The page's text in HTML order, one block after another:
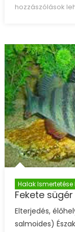
hozzászólások
Halak Ismertetése
Fekete
Elterjedés,
salmoides)